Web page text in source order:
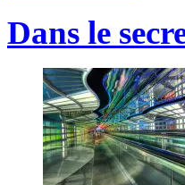
Dans le